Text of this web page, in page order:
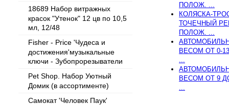
18689 Набор витражных
красок "Утенок" 12 цв по 10,5
мл, 12/48
Fisher - Price 'Чудеса и
достижения'музыкальные
ключи - Зубопрорезыватели
Pet Shop. Набор Уютный
Домик (в ассортименте)
Самокат 'Человек Паук'
ПОЛОЖ. ...
КОЛЯСКА-
ТОЧЕЧНЫЙ
ПОЛОЖ. ...
ВЕСОМ ОТ 0-
ВЕСОМ ОТ 9